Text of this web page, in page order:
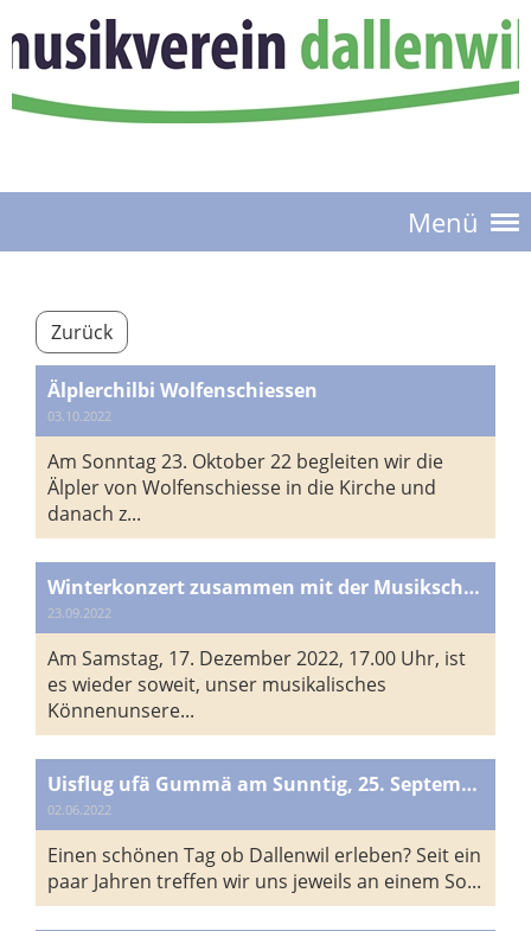
Menü
Zurück
Älplerchilbi Wolfenschiessen
03.10.2022
Am Sonntag 23. Oktober 22 begleiten wir die
Älpler von Wolfenschiesse in die Kirche und
danach z...
Winterkonzert zusammen mit der Musikschule Dallenwil
23.09.2022
Am Samstag, 17. Dezember 2022, 17.00 Uhr, ist
es wieder soweit, unser musikalisches
Könnenunsere...
Uisflug ufä Gummä am Sunntig, 25. September 2022
02.06.2022
Einen schönen Tag ob Dallenwil erleben? Seit ein
paar Jahren treffen wir uns jeweils an einem So...